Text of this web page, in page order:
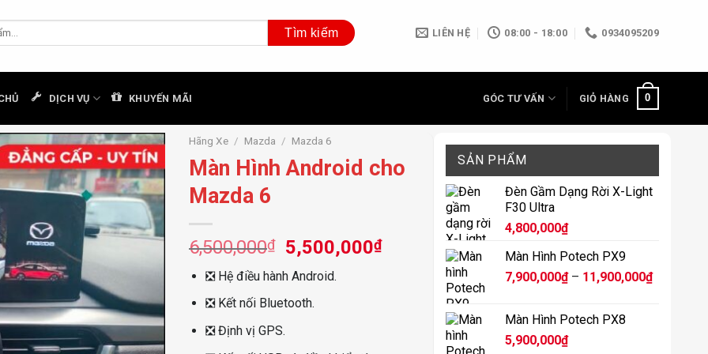
LIÊN HỆ 08:00 - 18:00 0934095209
DỊCH VỤ KHUYẾN MÃI GÓC TƯ VẤN GIỎ HÀNG 0
Hãng Xe / Mazda / Mazda 6
Màn Hình Android cho
Mazda 6
6,500,000₫
Giá
gốc
là:
6,500,000₫.
5,500,000₫Giá
5,500,000₫.
❎Hệ điều hành Android.
❎Kết nối Bluetooth.
❎Định vị GPS.
SẢN PHẨM
Đèn Gầm Dạng Rời X-Light
F30 Ultra
4,800,000₫
Màn Hình Potech PX9
7,900,000₫ – 11,900,000₫Khoảng
Màn Hình Potech PX8
5,900,000₫